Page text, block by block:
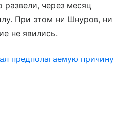
развели, через месяц
При этом ни Шнуров, ни
не явились.
предполагаемую причину